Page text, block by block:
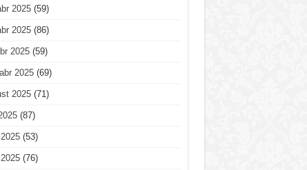
2025(59)
2025(86)
2025(59)
2025(69)
2025(71)
(87)
(53)
(76)